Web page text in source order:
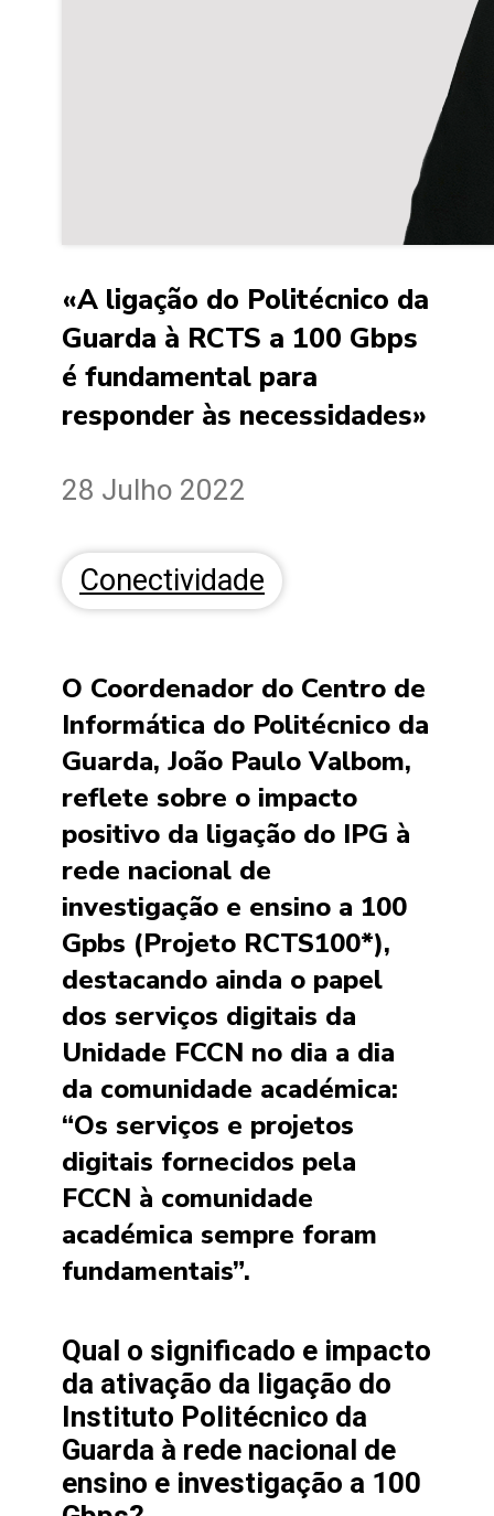
«A ligação do Politécnico da
Guarda à RCTS a 100 Gbps
é fundamental para
responder às necessidades»
28 Julho 2022
Conectividade
O Coordenador do Centro de
Informática do Politécnico da
Guarda, João Paulo Valbom,
reflete sobre o impacto
positivo da ligação do IPG à
rede nacional de
investigação e ensino a 100
Gpbs (Projeto RCTS100*),
destacando ainda o papel
dos serviços digitais da
Unidade FCCN no dia a dia
da comunidade académica:
“Os serviços e projetos
digitais fornecidos pela
FCCN à comunidade
académica sempre foram
fundamentais”.
Qual o significado e impacto
da ativação da ligação do
Instituto Politécnico da
Guarda à rede nacional de
ensino e investigação a 100